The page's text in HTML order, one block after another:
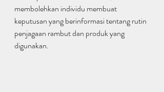
membolehkan individu membuat
keputusan yang berinformasi tentang rutin
penjagaan rambut dan produk yang
digunakan.